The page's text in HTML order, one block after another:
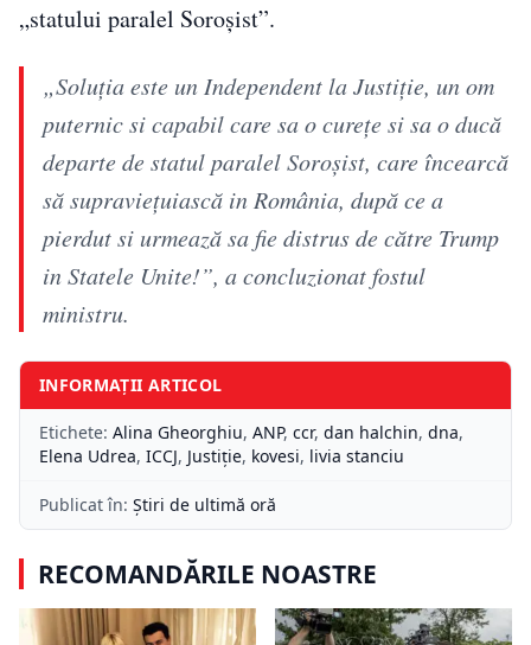
„statului paralel Soroșist”.
„Soluția este un Independent la Justiție, un om
puternic si capabil care sa o curețe si sa o ducă
departe de statul paralel Soroșist, care încearcă
să supraviețuiască in România, după ce a
pierdut si urmează sa fie distrus de către Trump
in Statele Unite!”, a concluzionat fostul
ministru.
INFORMAȚII ARTICOL
Etichete: Alina Gheorghiu, ANP, ccr, dan halchin, dna,
Elena Udrea, ICCJ, Justiție, kovesi, livia stanciu
Publicat în: Știri de ultimă oră
RECOMANDĂRILE NOASTRE